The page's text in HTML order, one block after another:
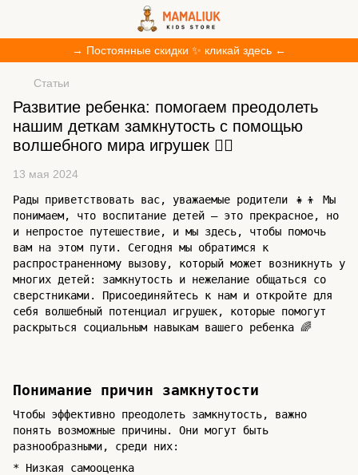
→ Постоянные скидки ✨ кликай здесь ←
Статьи
Развитие ребенка: помогаем преодолеть
нашим деткам замкнутость с помощью
волшебного мира игрушек 🧚‍♂️
13 мая 2024
Рады приветствовать вас, уважаемые родители 👧👦 Мы
понимаем, что воспитание детей – это прекрасное, но
и непростое путешествие, и мы здесь, чтобы помочь
вам на этом пути. Сегодня мы обратимся к
распространенному вызову, который может возникнуть у
многих детей: замкнутость и нежелание общаться со
сверстниками. Присоединяйтесь к нам и откройте для
себя волшебный потенциал игрушек, которые помогут
раскрыться социальным навыкам вашего ребенка 🌈
Понимание причин замкнутости
Чтобы эффективно преодолеть замкнутость, важно
понять возможные причины. Они могут быть
разнообразными, среди них:
* Низкая самооценка